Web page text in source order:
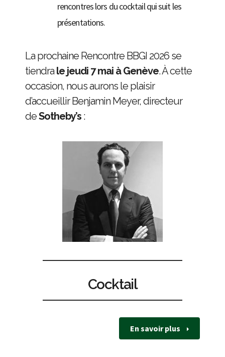
rencontres lors du cocktail qui suit les
présentations.
La prochaine Rencontre BBGI 2026 se
tiendra le jeudi 7 mai à Genève. À cette
occasion, nous aurons le plaisir
d’accueillir Benjamin Meyer, directeur
deSotheby’s :
Cocktail
En savoir plus